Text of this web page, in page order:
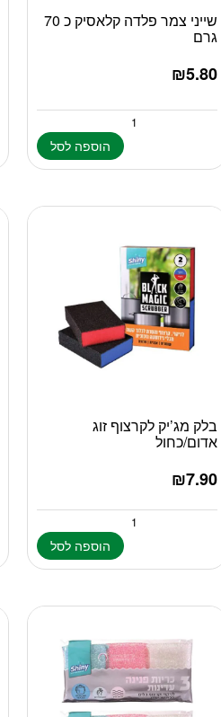
שייני צמר פלדה קלאסיק כ 70
גרם
₪5.80
הוספה לסל
בלק מג’יק לקרצוף זוג
אדום/כחול
₪7.90
הוספה לסל